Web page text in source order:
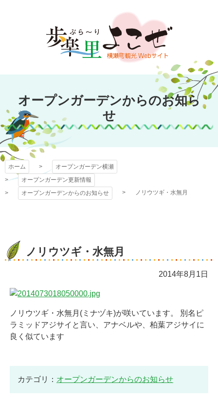
文
キ
プ
オープンガーデン
横瀬
オープンガーデンからのお知ら
せ
ホーム
オープンガーデン横瀬
オープンガーデン更新情報
オープンガーデンからのお知らせ
ノリウツギ・水無月
ノリウツギ・水無月
2014年8月1日
ノリウツギ・水無月(ミナヅキ)が咲いています。 別名ピ
ラミッドアジサイと言い、アナベルや、柏葉アジサイに
良く似ています
カテゴリ： オープンガーデンからのお知らせ